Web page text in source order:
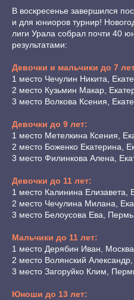
В воскресенье завершился
и для юниоров турнир!
лиги Урала собрал почти 40
результатами:
Девочки и мальчики до 7
1 место Чечулин Никита,
2 место Кузьмин Макар,
3 место Волкова Ксения,
Девочки до 9 лет:
1 место Метелкина Ксения,
2 место Боженко Екатерина,
3 место Филинкова Алена,
Девочки до 11 лет:
1 место Калинина Елизавета,
2 место Чечулина Милана,
3 место Белоусова Ева,
Мальчики до 11 лет:
1 место Дерябин Иван,
2 место Волянский Александр,
3 место Загоруйко Клим,
Юноши до 13 лет: